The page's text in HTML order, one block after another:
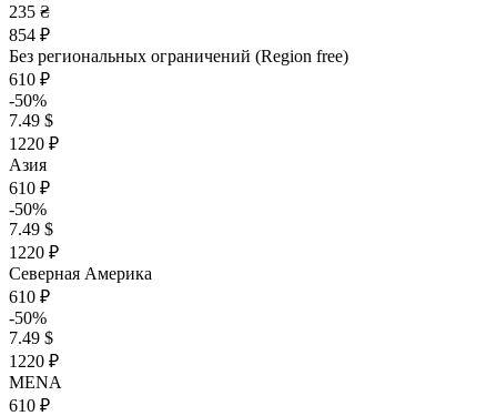
235 ₴
854 ₽
Без региональных ограничений (Region free)
610 ₽
-50%
7.49 $
1220 ₽
Азия
610 ₽
-50%
7.49 $
1220 ₽
Северная Америка
610 ₽
-50%
7.49 $
1220 ₽
MENA
610 ₽